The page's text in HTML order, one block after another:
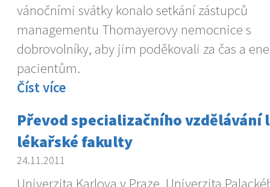
vánočními svátky konalo setkání zástupců
managementu Thomayerovy nemocnice s
dobrovolníky, aby jim poděkovali za čas a
pacientům.
Číst více
Převod specializačního vzdělávání
lékařské fakulty
24.11.2011
Univerzita Karlova v Praze, Univerzita